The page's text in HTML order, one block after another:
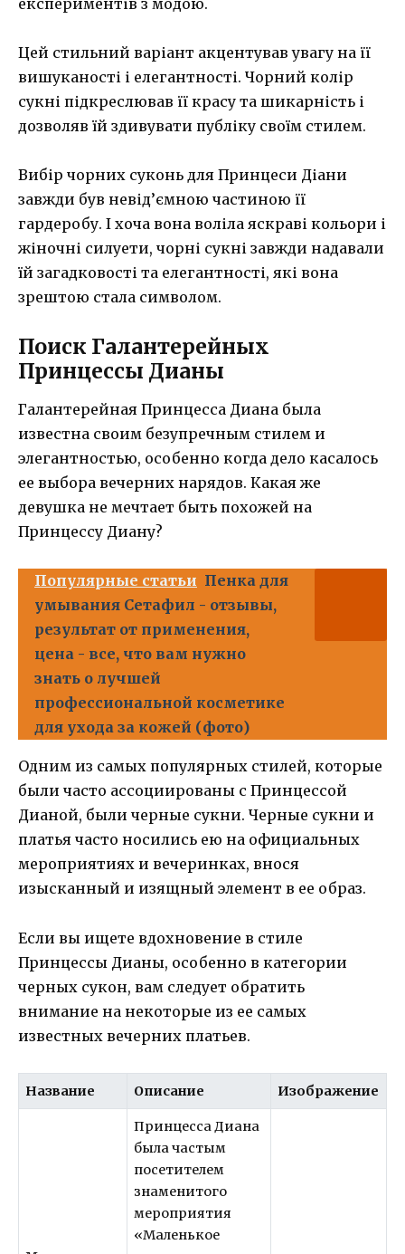
Цей стильний варіант акцентував увагу на її
вишуканості і елегантності. Чорний колір
сукні підкреслював її красу та шикарність і
дозволяв їй здивувати публіку своїм стилем.
Вибір чорних суконь для Принцеси Діани
завжди був невід’ємною частиною її
гардеробу. І хоча вона воліла яскраві кольори і
жіночні силуети, чорні сукні завжди надавали
їй загадковості та елегантності, які вона
зрештою стала символом.
Поиск Галантерейных
Принцессы Дианы
Галантерейная Принцесса Диана была
известна своим безупречным стилем и
элегантностью, особенно когда дело касалось
ее выбора вечерних нарядов. Какая же
девушка не мечтает быть похожей на
Принцессу Диану?
Популярные статьи Пенка для
умывания Сетафил - отзывы,
результат от применения,
цена - все, что вам нужно
знать о лучшей
профессиональной косметике
для ухода за кожей (фото)
Одним из самых популярных стилей, которые
были часто ассоциированы с Принцессой
Дианой, были черные сукни. Черные сукни и
платья часто носились ею на официальных
мероприятиях и вечеринках, внося
изысканный и изящный элемент в ее образ.
Если вы ищете вдохновение в стиле
Принцессы Дианы, особенно в категории
черных сукон, вам следует обратить
внимание на некоторые из ее самых
известных вечерних платьев.
Название Описание Изображение
Принцесса Диана
была частым
посетителем
знаменитого
мероприятия
«Маленькое